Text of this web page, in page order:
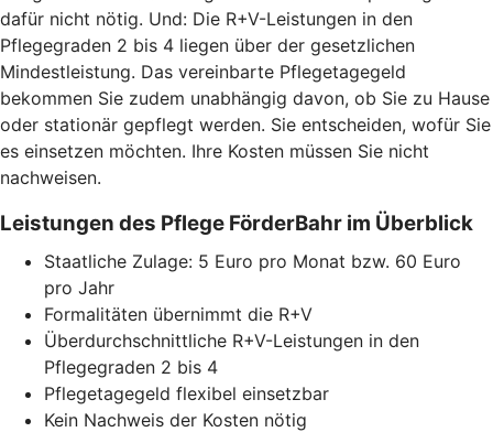
dafür nicht nötig. Und: Die R+V-Leistungen in den
Pflegegraden 2 bis 4 liegen über der gesetzlichen
Mindestleistung. Das vereinbarte Pflegetagegeld
bekommen Sie zudem unabhängig davon, ob Sie zu Hause
oder stationär gepflegt werden. Sie entscheiden, wofür Sie
es einsetzen möchten. Ihre Kosten müssen Sie nicht
nachweisen.
Leistungen des Pflege FörderBahr im Überblick
Staatliche Zulage: 5 Euro pro Monat bzw. 60 Euro
pro Jahr
Formalitäten übernimmt die R+V
Überdurchschnittliche R+V-Leistungen in den
Pflegegraden 2 bis 4
Pflegetagegeld flexibel einsetzbar
Kein Nachweis der Kosten nötig